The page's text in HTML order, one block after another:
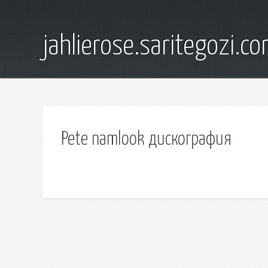
Pete namlook дискография